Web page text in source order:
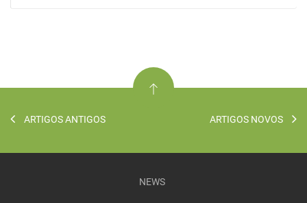
ARTIGOS ANTIGOS ARTIGOS NOVOS
NEWS